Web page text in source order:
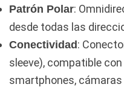
Patrón Polar:
desde todas las
Conectividad :
sleeve), compatible
smartphones,